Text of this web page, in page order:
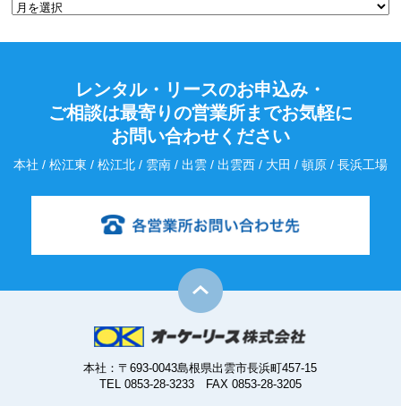
レンタル・リースのお申込み・
ご相談は最寄りの営業所までお気軽に
お問い合わせください
本社 / 松江東 / 松江北 / 雲南 / 出雲 / 出雲西 / 大田 / 頓原 / 長浜工場
本社：〒693-0043島根県出雲市長浜町457-15
TEL 0853-28-3233 FAX 0853-28-3205